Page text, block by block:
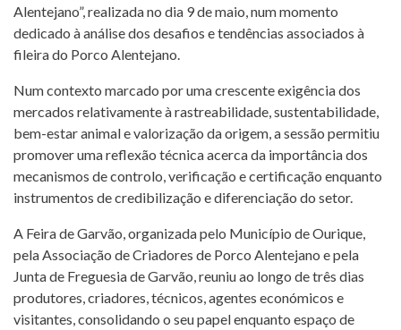
Alentejano”, realizada no dia 9 de maio, num momento
dedicado à análise dos desafios e tendências associados à
fileira do Porco Alentejano.
Num contexto marcado por uma crescente exigência dos
mercados relativamente à rastreabilidade, sustentabilidade,
bem-estar animal e valorização da origem, a sessão permitiu
promover uma reflexão técnica acerca da importância dos
mecanismos de controlo, verificação e certificação enquanto
instrumentos de credibilização e diferenciação do setor.
A Feira de Garvão, organizada pelo Município de Ourique,
pela Associação de Criadores de Porco Alentejano e pela
Junta de Freguesia de Garvão, reuniu ao longo de três dias
produtores, criadores, técnicos, agentes económicos e
visitantes, consolidando o seu papel enquanto espaço de